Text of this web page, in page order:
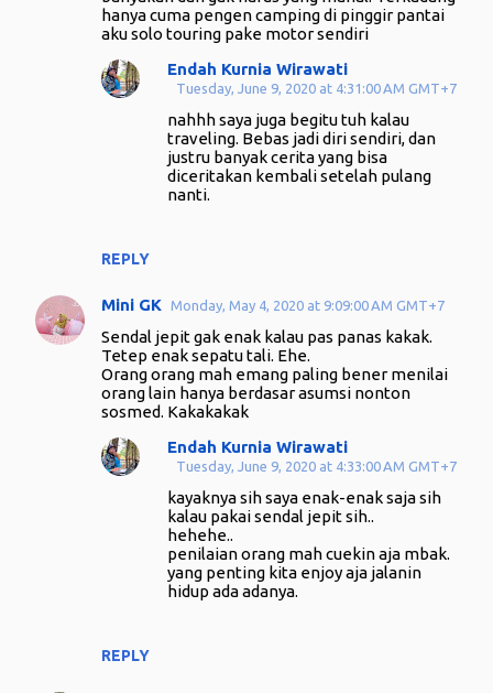
hanya cuma pengen camping di pinggir pantai
aku solo touring pake motor sendiri
REPLY
Endah Kurnia Wirawati
Tuesday, June 9, 2020 at 4:31:00 AM GMT+7
nahhh saya juga begitu tuh kalau
traveling. Bebas jadi diri sendiri, dan
justru banyak cerita yang bisa
diceritakan kembali setelah pulang
nanti.
Mini GK Monday, May 4, 2020 at 9:09:00 AM GMT+7
Sendal jepit gak enak kalau pas panas kakak.
Tetep enak sepatu tali. Ehe.
Orang orang mah emang paling bener menilai
orang lain hanya berdasar asumsi nonton
sosmed. Kakakakak
REPLY
Endah Kurnia Wirawati
Tuesday, June 9, 2020 at 4:33:00 AM GMT+7
kayaknya sih saya enak-enak saja sih
kalau pakai sendal jepit sih..
hehehe..
penilaian orang mah cuekin aja mbak.
yang penting kita enjoy aja jalanin
hidup ada adanya.